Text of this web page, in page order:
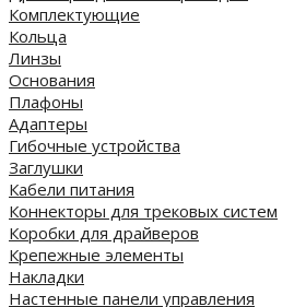
Комплектующие
Кольца
Линзы
Основания
Плафоны
Адаптеры
Гибочные устройства
Заглушки
Кабели питания
Коннекторы для трековых систем
Коробки для драйверов
Крепежные элементы
Накладки
Настенные панели управления